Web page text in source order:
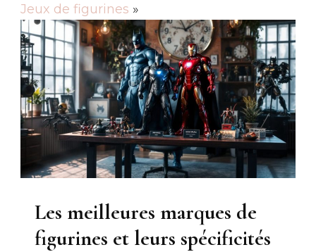
Jeux de figurines »
Les meilleures marques de
figurines et leurs spécificités